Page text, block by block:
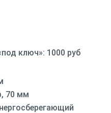
ключ»: 1000 руб
70 мм